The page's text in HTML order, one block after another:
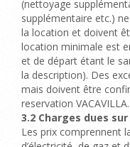
(nettoyage
supplémentaire etc.)
la location et doivent
location minimale est
et de départ étant le
la description). Des
mais doivent être
reservation VACAVILLA.
3.2 Charges dues
Les prix comprennent